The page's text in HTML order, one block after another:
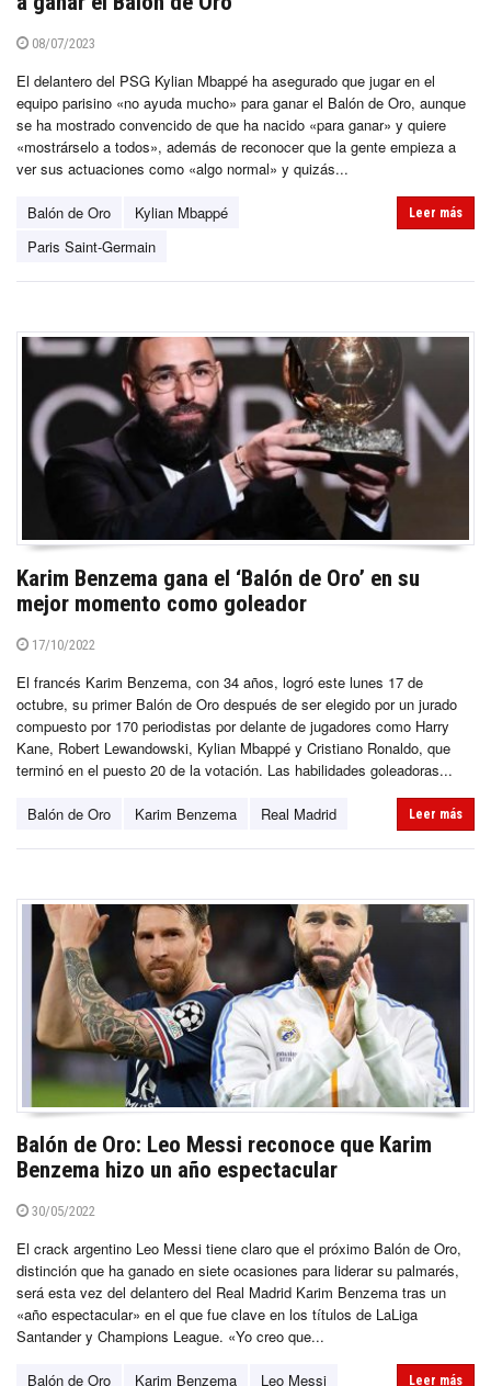
08/07/2023
El delantero del PSG Kylian Mbappé ha asegurado que jugar en el
equipo parisino «no ayuda mucho» para ganar el Balón de Oro, aunque
se ha mostrado convencido de que ha nacido «para ganar» y quiere
«mostrárselo a todos», además de reconocer que la gente empieza a
ver sus actuaciones como «algo normal» y quizás...
Balón de Oro
Kylian Mbappé
Paris Saint-Germain
Leer más
Karim Benzema gana el ‘Balón de Oro’ en su
mejor momento como goleador
17/10/2022
El francés Karim Benzema, con 34 años, logró este lunes 17 de
octubre, su primer Balón de Oro después de ser elegido por un jurado
compuesto por 170 periodistas por delante de jugadores como Harry
Kane, Robert Lewandowski, Kylian Mbappé y Cristiano Ronaldo, que
terminó en el puesto 20 de la votación. Las habilidades goleadoras...
Balón de Oro Karim Benzema Real Madrid Leer más
Balón de Oro: Leo Messi reconoce que Karim
Benzema hizo un año espectacular
30/05/2022
El crack argentino Leo Messi tiene claro que el próximo Balón de Oro,
distinción que ha ganado en siete ocasiones para liderar su palmarés,
será esta vez del delantero del Real Madrid Karim Benzema tras un
«año espectacular» en el que fue clave en los títulos de LaLiga
Santander y Champions League. «Yo creo que...
Balón de Oro Karim Benzema Leo Messi Leer más